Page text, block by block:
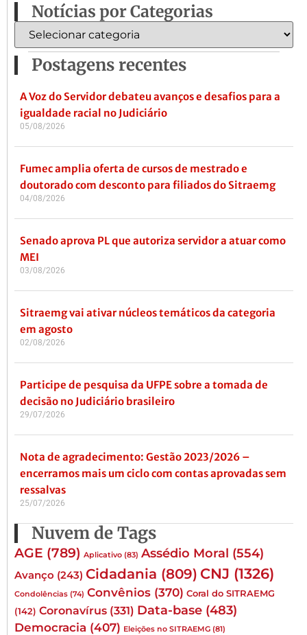
Notícias por Categorias
Postagens recentes
A Voz do Servidor debateu avanços e desafios para a
igualdade racial no Judiciário
05/08/2026
Fumec amplia oferta de cursos de mestrado e
doutorado com desconto para filiados do Sitraemg
04/08/2026
Senado aprova PL que autoriza servidor a atuar como
MEI
03/08/2026
Sitraemg vai ativar núcleos temáticos da categoria
em agosto
02/08/2026
Participe de pesquisa da UFPE sobre a tomada de
decisão no Judiciário brasileiro
29/07/2026
Nota de agradecimento: Gestão 2023/2026 –
encerramos mais um ciclo com contas aprovadas sem
ressalvas
25/07/2026
Nuvem de Tags
AGE (789) Aplicativo (83) Assédio Moral (554)
Avanço (243) Cidadania (809) CNJ (1326)
Condolências (74) Convênios (370) Coral do SITRAEMG
(142) Coronavírus (331) Data-base (483)
Democracia (407) Eleições no SITRAEMG (81)